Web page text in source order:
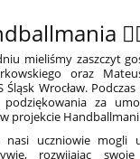
mieliśmy zaszczyt
oraz
Wrocław.
za
projekcie Handballmani
nasi uczniowie mogli
rozwijając